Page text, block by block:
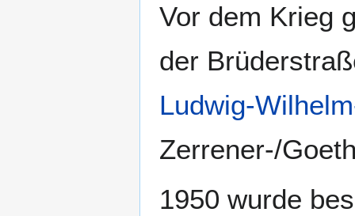
Vor dem Krieg
der
Ludwig-
Zerrener-/
1950 wurde